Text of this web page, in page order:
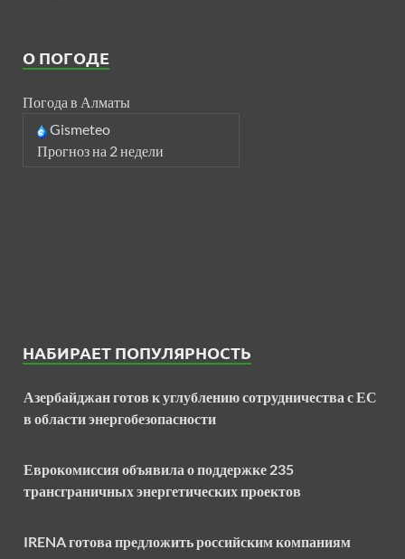
О ПОГОДЕ
Погода в Алматы
Gismeteo
Прогноз на 2 недели
НАБИРАЕТ ПОПУЛЯРНОСТЬ
Азербайджан готов к углублению сотрудничества с ЕС
в области энергобезопасности
Еврокомиссия объявила о поддержке 235
трансграничных энергетических проектов
IRENA готова предложить российским компаниям